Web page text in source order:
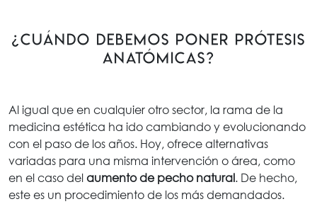
¿Cuándo debemos poner prótesis
anatómicas?
Al igual que en cualquier otro sector, la rama de la
medicina estética ha ido cambiando y evolucionando
con el paso de los años. Hoy, ofrece alternativas
variadas para una misma intervención o área, como
en el caso delaumento de pecho natural. De hecho,
este es un procedimiento de los más demandados.